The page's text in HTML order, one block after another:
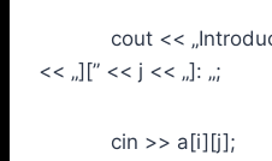
cout <<
<< „][” << j << „]: „;
cin >> a[i][j];